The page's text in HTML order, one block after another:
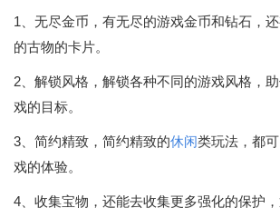
1、无尽金币，有无尽的游戏金币和钻石，
的古物的卡片。
2、解锁风格，解锁各种不同的游戏风格，
戏的目标。
3、简约精致，简约精致的休闲类玩法，都
戏的体验。
4、收集宝物，还能去收集更多强化的保护